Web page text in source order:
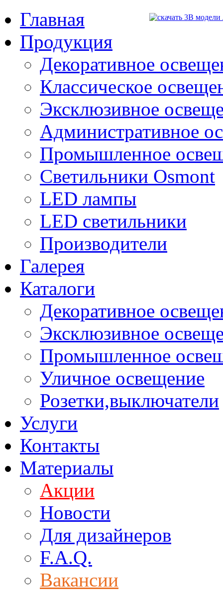
Главная
Продукция
Декоративное
Классическое
Эксклюзивное
Административное
Промышленное
Светильники Osmont
LED лампы
LED светильники
Производители
Галерея
Каталоги
Декоративное
Эксклюзивное
Промышленное
Уличное освещение
Розетки,выключатели
Услуги
Контакты
Материалы
Акции
Новости
Для дизайнеров
F.A.Q.
Вакансии